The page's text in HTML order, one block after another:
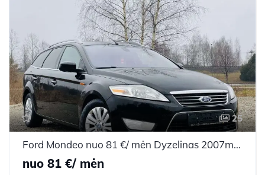
25
Ford Mondeo nuo 81 €/ mėn Dyzelinas 2007m. Universalas Mechaninė
nuo 81 €/ mėn